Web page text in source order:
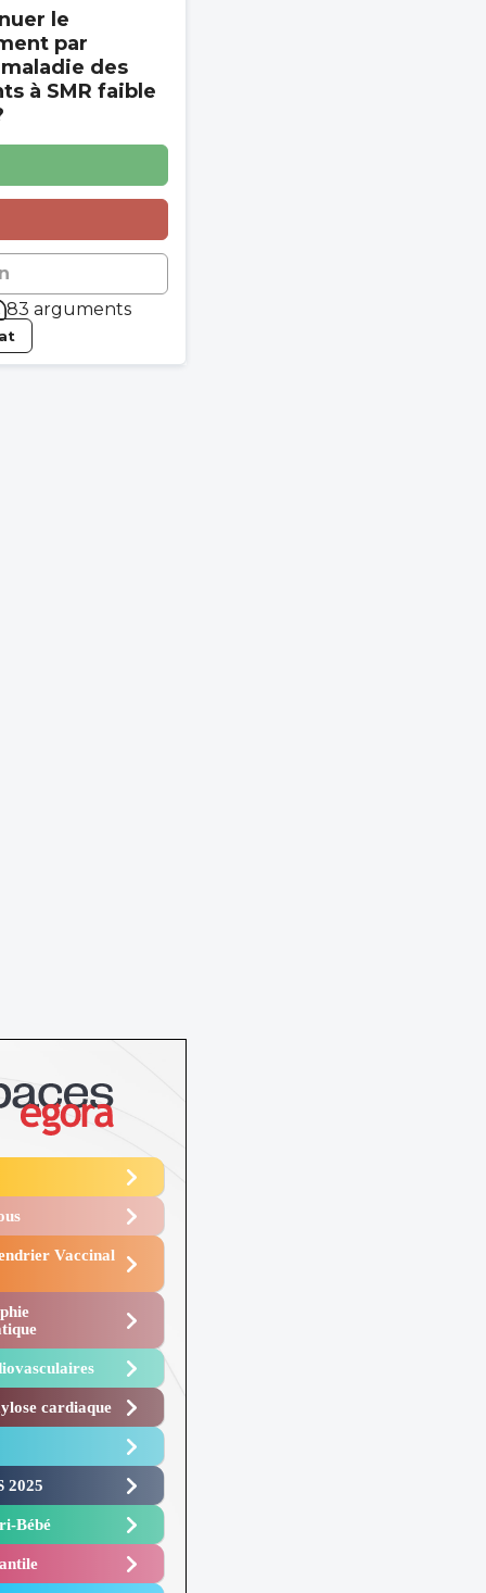
le
par
des
à SMR faible
83 arguments
Vaccinal
cardiaque
2025
Bébé